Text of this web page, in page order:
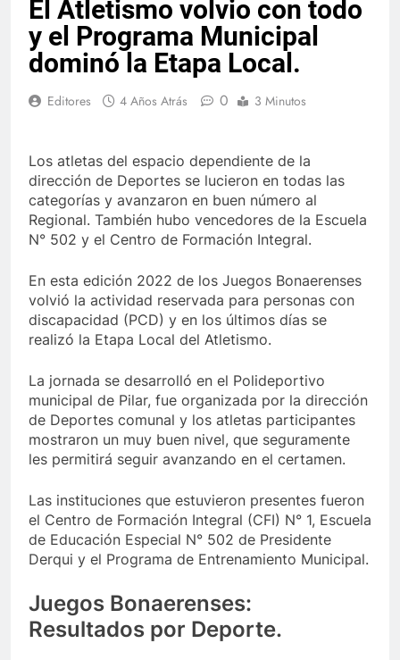
El Atletismo volvio con todo
y el Programa Municipal
dominó la Etapa Local.
Editores 4 Años Atrás 0 3 Minutos
Los atletas del espacio dependiente de la
dirección de Deportes se lucieron en todas las
categorías y avanzaron en buen número al
Regional. También hubo vencedores de la Escuela
N° 502 y el Centro de Formación Integral.
En esta edición 2022 de los Juegos Bonaerenses
volvió la actividad reservada para personas con
discapacidad (PCD) y en los últimos días se
realizó la Etapa Local del Atletismo.
La jornada se desarrolló en el Polideportivo
municipal de Pilar, fue organizada por la dirección
de Deportes comunal y los atletas participantes
mostraron un muy buen nivel, que seguramente
les permitirá seguir avanzando en el certamen.
Las instituciones que estuvieron presentes fueron
el Centro de Formación Integral (CFI) N° 1, Escuela
de Educación Especial N° 502 de Presidente
Derqui y el Programa de Entrenamiento Municipal.
Juegos Bonaerenses:
Resultados por Deporte.